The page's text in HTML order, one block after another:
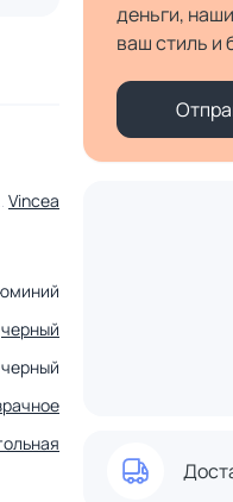
Vincea
черный
черный
деньги,
ваш стиль и